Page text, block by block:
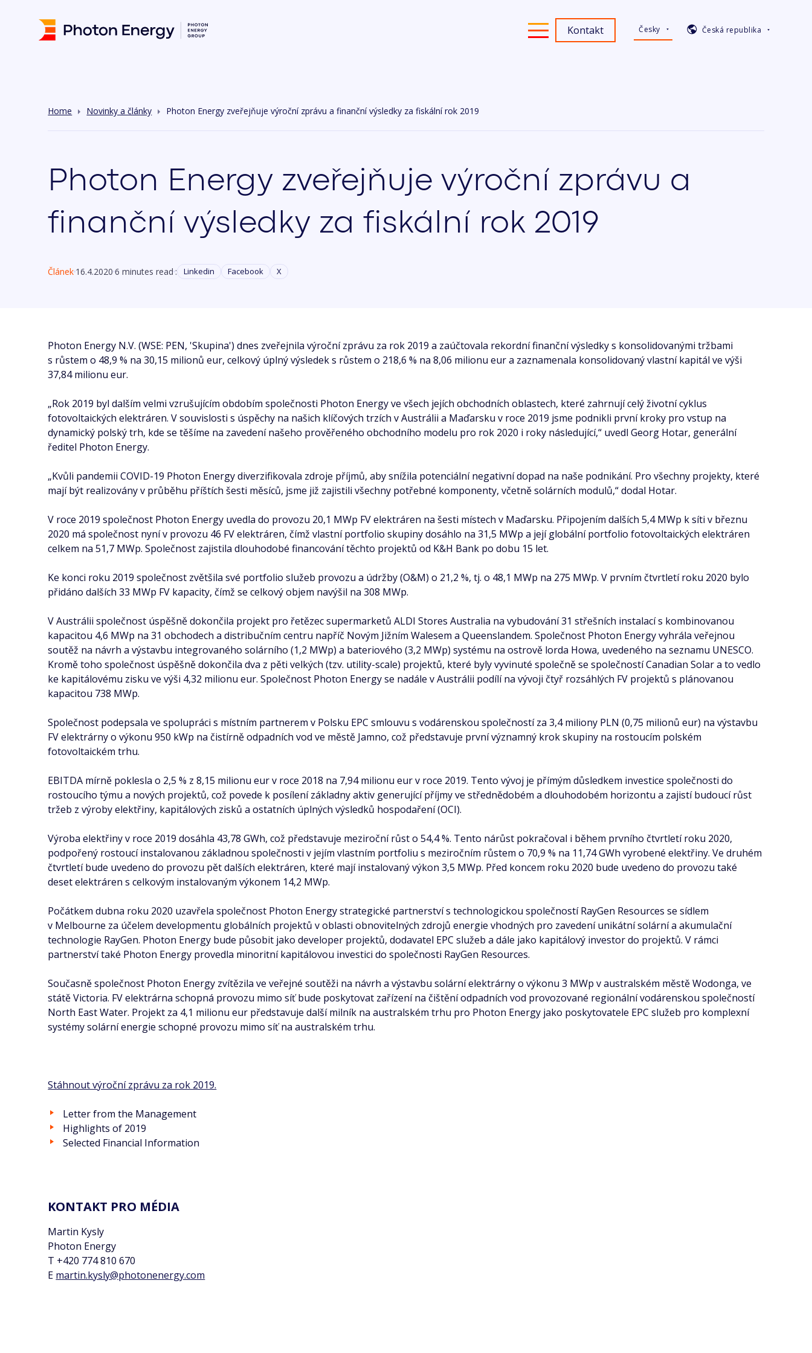
Kontakt Česky Česká republika
Home Novinky a články Photon Energy zveřejňuje výroční zprávu a finanční výsledky za fiskální rok 2019
Photon Energy zveřejňuje výroční zprávu a
finanční výsledky za fiskální rok 2019
Článek 16.4.2020 6 minutes read : Linkedin Facebook X
Photon Energy N.V. (WSE: PEN, 'Skupina') dnes zveřejnila výroční zprávu za rok 2019 a zaúčtovala rekordní finanční výsledky s konsolidovanými tržbami
s růstem o 48,9 % na 30,15 milionů eur, celkový úplný výsledek s růstem o 218,6 % na 8,06 milionu eur a zaznamenala konsolidovaný vlastní kapitál ve výši
37,84 milionu eur.
„Rok 2019 byl dalším velmi vzrušujícím obdobím společnosti Photon Energy ve všech jejích obchodních oblastech, které zahrnují celý životní cyklus
fotovoltaických elektráren. V souvislosti s úspěchy na našich klíčových trzích v Austrálii a Maďarsku v roce 2019 jsme podnikli první kroky pro vstup na
dynamický polský trh, kde se těšíme na zavedení našeho prověřeného obchodního modelu pro rok 2020 i roky následující,“ uvedl Georg Hotar, generální
ředitel Photon Energy.
„Kvůli pandemii COVID-19 Photon Energy diverzifikovala zdroje příjmů, aby snížila potenciální negativní dopad na naše podnikání. Pro všechny projekty, které
mají být realizovány v průběhu příštích šesti měsíců, jsme již zajistili všechny potřebné komponenty, včetně solárních modulů,“ dodal Hotar.
V roce 2019 společnost Photon Energy uvedla do provozu 20,1 MWp FV elektráren na šesti místech v Maďarsku. Připojením dalších 5,4 MWp k síti v březnu
2020 má společnost nyní v provozu 46 FV elektráren, čímž vlastní portfolio skupiny dosáhlo na 31,5 MWp a její globální portfolio fotovoltaických elektráren
celkem na 51,7 MWp. Společnost zajistila dlouhodobé financování těchto projektů od K&H Bank po dobu 15 let.
Ke konci roku 2019 společnost zvětšila své portfolio služeb provozu a údržby (O&M) o 21,2 %, tj. o 48,1 MWp na 275 MWp. V prvním čtvrtletí roku 2020 bylo
přidáno dalších 33 MWp FV kapacity, čímž se celkový objem navýšil na 308 MWp.
V Austrálii společnost úspěšně dokončila projekt pro řetězec supermarketů ALDI Stores Australia na vybudování 31 střešních instalací s kombinovanou
kapacitou 4,6 MWp na 31 obchodech a distribučním centru napříč Novým Jižním Walesem a Queenslandem. Společnost Photon Energy vyhrála veřejnou
soutěž na návrh a výstavbu integrovaného solárního (1,2 MWp) a bateriového (3,2 MWp) systému na ostrově lorda Howa, uvedeného na seznamu UNESCO.
Kromě toho společnost úspěšně dokončila dva z pěti velkých (tzv. utility-scale) projektů, které byly vyvinuté společně se společností Canadian Solar a to vedlo
ke kapitálovému zisku ve výši 4,32 milionu eur. Společnost Photon Energy se nadále v Austrálii podílí na vývoji čtyř rozsáhlých FV projektů s plánovanou
kapacitou 738 MWp.
Společnost podepsala ve spolupráci s místním partnerem v Polsku EPC smlouvu s vodárenskou společností za 3,4 miliony PLN (0,75 milionů eur) na výstavbu
FV elektrárny o výkonu 950 kWp na čistírně odpadních vod ve městě Jamno, což představuje první významný krok skupiny na rostoucím polském
fotovoltaickém trhu.
EBITDA mírně poklesla o 2,5 % z 8,15 milionu eur v roce 2018 na 7,94 milionu eur v roce 2019. Tento vývoj je přímým důsledkem investice společnosti do
rostoucího týmu a nových projektů, což povede k posílení základny aktiv generující příjmy ve střednědobém a dlouhodobém horizontu a zajistí budoucí růst
tržeb z výroby elektřiny, kapitálových zisků a ostatních úplných výsledků hospodaření (OCI).
Výroba elektřiny v roce 2019 dosáhla 43,78 GWh, což představuje meziroční růst o 54,4 %. Tento nárůst pokračoval i během prvního čtvrtletí roku 2020,
podpořený rostoucí instalovanou základnou společnosti v jejím vlastním portfoliu s meziročním růstem o 70,9 % na 11,74 GWh vyrobené elektřiny. Ve druhém
čtvrtletí bude uvedeno do provozu pět dalších elektráren, které mají instalovaný výkon 3,5 MWp. Před koncem roku 2020 bude uvedeno do provozu také
deset elektráren s celkovým instalovaným výkonem 14,2 MWp.
Počátkem dubna roku 2020 uzavřela společnost Photon Energy strategické partnerství s technologickou společností RayGen Resources se sídlem
v Melbourne za účelem developmentu globálních projektů v oblasti obnovitelných zdrojů energie vhodných pro zavedení unikátní solární a akumulační
technologie RayGen. Photon Energy bude působit jako developer projektů, dodavatel EPC služeb a dále jako kapitálový investor do projektů. V rámci
partnerství také Photon Energy provedla minoritní kapitálovou investici do společnosti RayGen Resources.
Současně společnost Photon Energy zvítězila ve veřejné soutěži na návrh a výstavbu solární elektrárny o výkonu 3 MWp v australském městě Wodonga, ve
státě Victoria. FV elektrárna schopná provozu mimo síť bude poskytovat zařízení na čištění odpadních vod provozované regionální vodárenskou společností
North East Water. Projekt za 4,1 milionu eur představuje další milník na australském trhu pro Photon Energy jako poskytovatele EPC služeb pro komplexní
systémy solární energie schopné provozu mimo síť na australském trhu.
Stáhnout výroční zprávu za rok 2019.
Letter from the Management
Highlights of 2019
Selected Financial Information
KONTAKT PRO MÉDIA
Martin Kysly
Photon Energy
T +420 774 810 670
E martin.kysly@photonenergy.com